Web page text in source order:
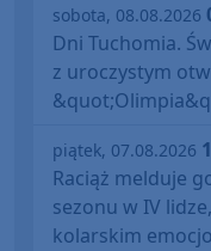
sobota, 08.08.2026
Dni Tuchomia.
z uroczystym
piątek, 07.08.2026
Raciąż melduje
sezonu w IV
kolarskim